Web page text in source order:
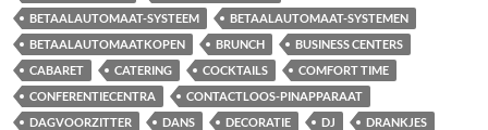
BETAALAUTOMAAT-SYSTEEM
BETAALAUTOMAAT-SYSTEMEN
BETAALAUTOMAATKOPEN
BRUNCH
BUSINESS CENTERS
CABARET
CATERING COCKTAILS
COMFORT TIME
CONFERENTIECENTRA
CONTACTLOOS-PINAPPARAAT
DAGVOORZITTER
DANS DECORATIE DJ
DRANKJES